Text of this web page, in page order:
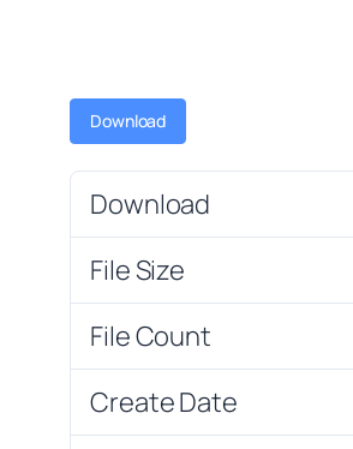
Download
Download
File Size
File Count
Create Date